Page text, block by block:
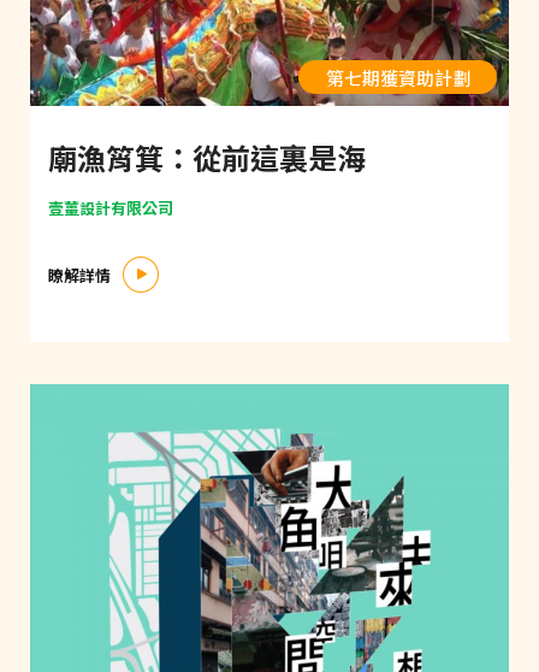
第七期獲資助計劃
廟漁筲箕：從前這裏是海
壹薑設計有限公司
瞭解詳情